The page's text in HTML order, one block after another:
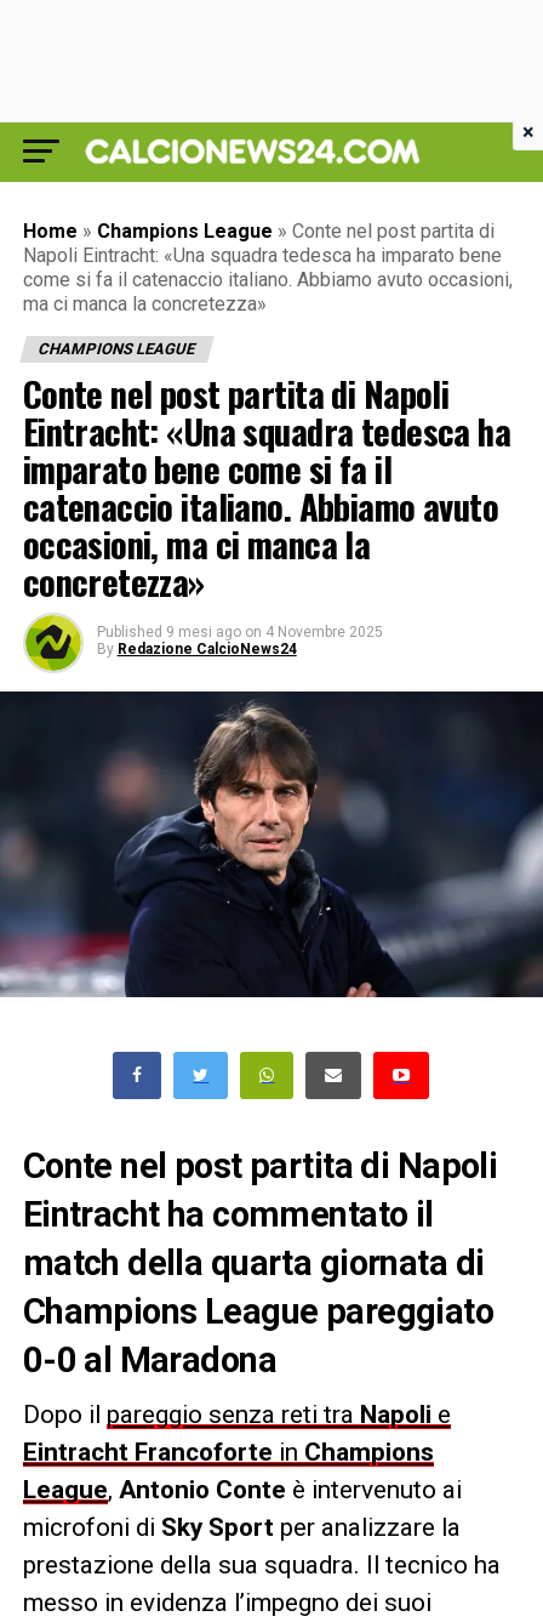
Home » Champions League » Conte nel post partita di
Napoli Eintracht: «Una squadra tedesca ha imparato bene
come si fa il catenaccio italiano. Abbiamo avuto occasioni,
ma ci manca la concretezza»
CHAMPIONS LEAGUE
Conte nel post partita di Napoli
Eintracht: «Una squadra tedesca ha
imparato bene come si fa il
catenaccio italiano. Abbiamo avuto
occasioni, ma ci manca la
concretezza»
Published 9 mesi ago on 4 Novembre 2025
By Redazione CalcioNews24
Conte nel post partita di Napoli
Eintracht ha commentato il
match della quarta giornata di
Champions League pareggiato
0-0 al Maradona
Dopo il pareggio senza reti tra Napoli e
Eintracht Francoforte in Champions
League, Antonio Conte è intervenuto ai
microfoni di Sky Sportper analizzare la
prestazione della sua squadra. Il tecnico ha
messo in evidenza l’impegno dei suoi
×